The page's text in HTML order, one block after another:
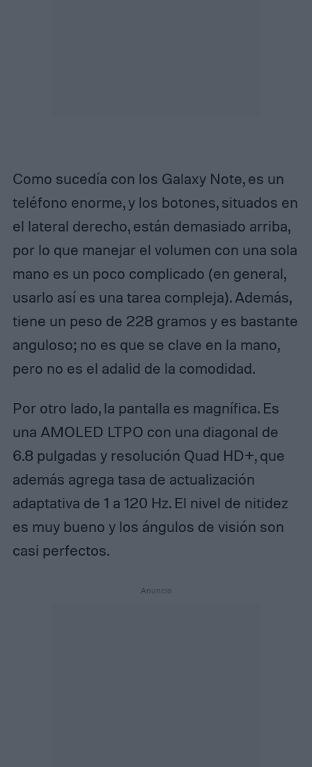
Como sucedía con los Galaxy Note, es un
teléfono enorme, y los botones, situados en
el lateral derecho, están demasiado arriba,
por lo que manejar el volumen con una sola
mano es un poco complicado (en general,
usarlo así es una tarea compleja). Además,
tiene un peso de 228 gramos y es bastante
anguloso; no es que se clave en la mano,
pero no es el adalid de la comodidad.
Por otro lado, la pantalla es magnífica. Es
una AMOLED LTPO con una diagonal de
6.8 pulgadas y resolución Quad HD+, que
además agrega tasa de actualización
adaptativa de 1 a 120 Hz. El nivel de nitidez
es muy bueno y los ángulos de visión son
casi perfectos.